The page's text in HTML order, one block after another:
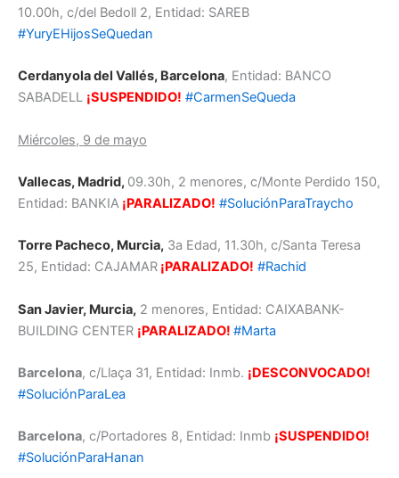
10.00h, c/del Bedoll 2, Entidad: SAREB
#YuryEHijosSeQuedan
Cerdanyola del Vallés, Barcelona, Entidad: BANCO
SABADELL ¡SUSPENDIDO! #CarmenSeQueda
Miércoles, 9 de mayo
Vallecas, Madrid, 09.30h, 2 menores, c/Monte Perdido 150,
Entidad: BANKIA ¡PARALIZADO! #SoluciónParaTraycho
Torre Pacheco, Murcia, 3a Edad, 11.30h, c/Santa Teresa
25, Entidad: CAJAMAR ¡PARALIZADO! #Rachid
San Javier, Murcia, 2 menores, Entidad: CAIXABANK-
BUILDING CENTER ¡PARALIZADO! #Marta
Barcelona, c/Llaça 31, Entidad: Inmb. ¡DESCONVOCADO!
#SoluciónParaLea
Barcelona, c/Portadores 8, Entidad: Inmb ¡SUSPENDIDO!
#SoluciónParaHanan